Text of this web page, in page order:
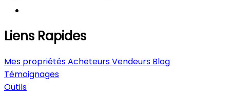
Liens Rapides
Mes propriétésAcheteursVendeurs Blog
Témoignages
Outils